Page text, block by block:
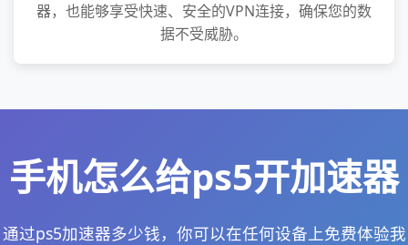
器，也能够享受快速、安全的VPN连接，确保您的数
据不受威胁。
手机怎么给ps5开加速器
通过ps5加速器多少钱，你可以在任何设备上免费体验我